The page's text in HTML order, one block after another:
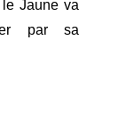
Jaune va
par sa